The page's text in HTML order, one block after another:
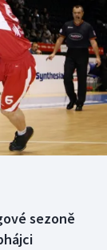
sezoně